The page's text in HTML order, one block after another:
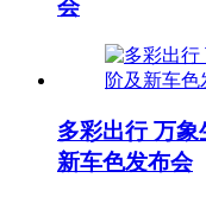
会
多彩出行 万
新车色发布会